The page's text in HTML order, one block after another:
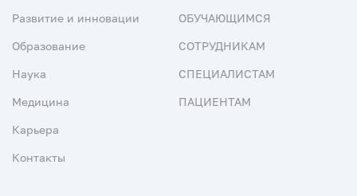
Развитие и инновации
Образование
Наука
Медицина
Карьера
Контакты
ОБУЧАЮЩИМСЯ
СОТРУДНИКАМ
СПЕЦИАЛИСТАМ
ПАЦИЕНТАМ